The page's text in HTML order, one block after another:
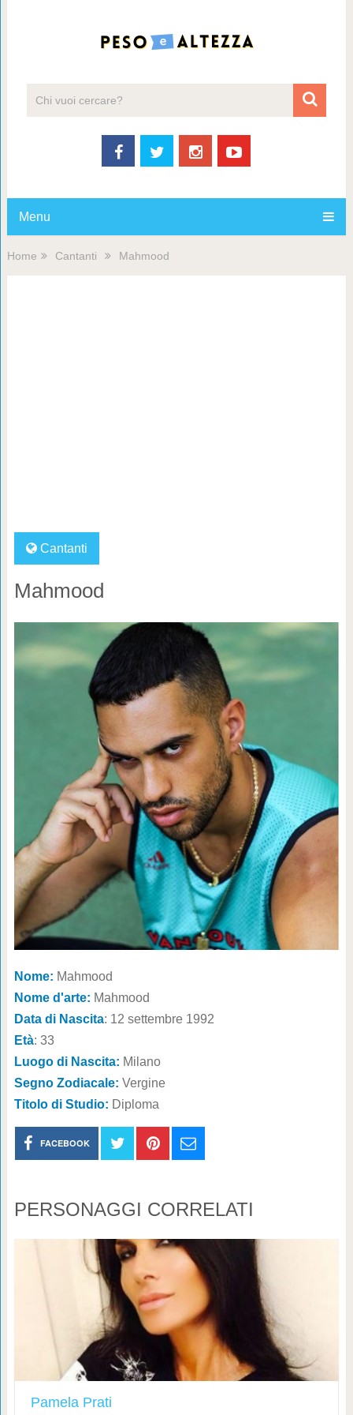
Menu
Home Cantanti Mahmood
Cantanti
Mahmood
Nome: Mahmood
Nome d'arte: Mahmood
Data di Nascita: 12 settembre 1992
Età: 33
Luogo di Nascita: Milano
Segno Zodiacale: Vergine
Titolo di Studio: Diploma
FACEBOOK
PERSONAGGI CORRELATI
Pamela Prati